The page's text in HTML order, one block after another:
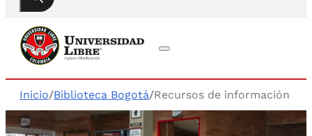
Inicio/Biblioteca Bogotá/Recursos de información